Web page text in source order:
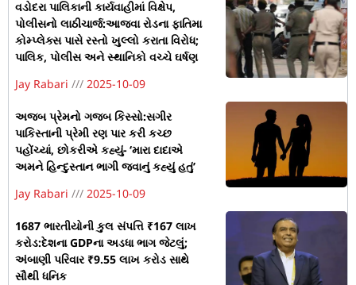
વડોદરા પાલિકાની કાર્યવાહીમાં વિક્ષેપ,
પોલીસનો લાઠીચાર્જ:આજવા રોડના ફાતિમા
કોમ્પ્લેક્સ પાસે રસ્તો ખુલ્લો કરાતા વિરોધ;
પાલિક, પોલીસ અને સ્થાનિકો વચ્ચે ઘર્ષણ
Jay Rabari
2025-10-09
અજબ પ્રેમનો ગજબ કિસ્સો:સગીર
પાકિસ્તાની પ્રેમી રણ પાર કરી કચ્છ
પહોંચ્યાં, છોકરીએ કહ્યું- ‘મારા દાદાએ
અમને હિન્દુસ્તાન ભાગી જવાનું કહ્યું હતું’
Jay Rabari
2025-10-09
1687 ભારતીયોની કુલ સંપત્તિ ₹167 લાખ
કરોડ:દેશના GDPના અડધા ભાગ જેટલું;
અંબાણી પરિવાર ₹9.55 લાખ કરોડ સાથે
સૌથી ધનિક